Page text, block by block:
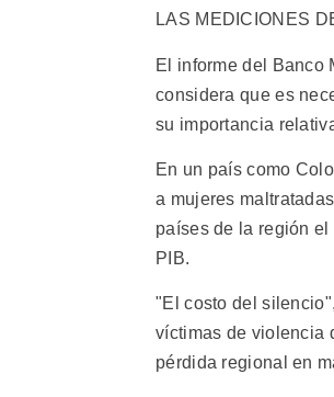
LAS MEDICIONES
El informe del Banco
considera que es
su importancia
En un país como
a mujeres
países de la región
PIB.
"El costo del
víctimas de violencia
pérdida regional en